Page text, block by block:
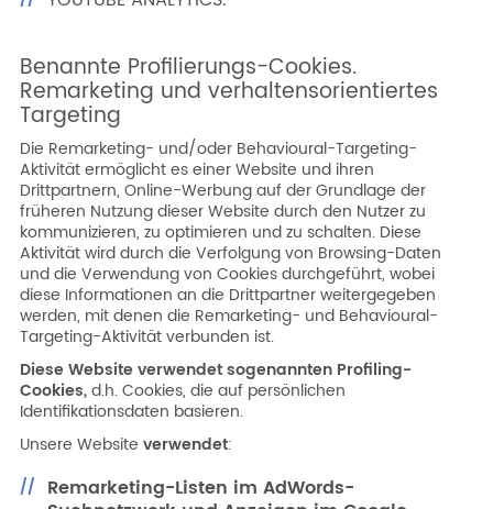
Benannte Profilierungs-Cookies.
Remarketing und verhaltensorientiertes
Targeting
Die Remarketing- und/oder Behavioural-Targeting-
Aktivität ermöglicht es einer Website und ihren
Drittpartnern, Online-Werbung auf der Grundlage der
früheren Nutzung dieser Website durch den Nutzer zu
kommunizieren, zu optimieren und zu schalten. Diese
Aktivität wird durch die Verfolgung von Browsing-Daten
und die Verwendung von Cookies durchgeführt, wobei
diese Informationen an die Drittpartner weitergegeben
werden, mit denen die Remarketing- und Behavioural-
Targeting-Aktivität verbunden ist.
Diese Website verwendet sogenannten Profiling-
Cookies,d.h. Cookies, die auf persönlichen
Identifikationsdaten basieren.
Unsere Website verwendet:
Remarketing-Listen im AdWords-